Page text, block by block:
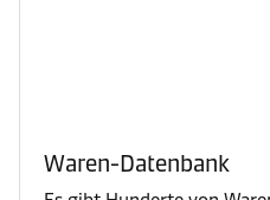
Waren-Datenbank